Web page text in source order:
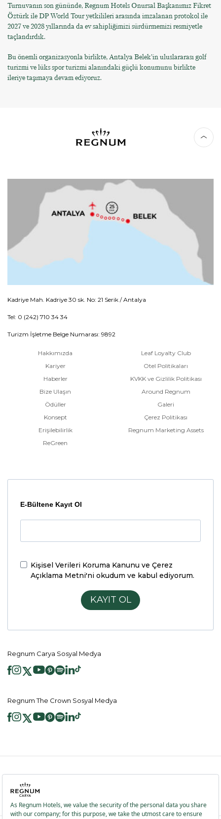
Turnuvanın son gününde, Regnum Hotels Onursal Başkanımız Fikret
Öztürk ile DP World Tour yetkilileri arasında imzalanan protokol ile
2027 ve 2028 yıllarında da ev sahipliğimizi sürdürmemizi resmiyetle
taçlandırdık.
Bu önemli organizasyonla birlikte, Antalya Belek’in uluslararası golf
turizmi ve lüks spor turizmi alanındaki güçlü konumunu birlikte
ileriye taşımaya devam ediyoruz.
Kadriye Mah. Kadriye 30 sk. No: 21 Serik / Antalya
Tel: 0 (242) 710 34 34
Turizm İşletme Belge Numarası: 9892
Hakkımızda
Kariyer
Haberler
Bize Ulaşın
Ödüller
Konsept
Erişilebilirlik
ReGreen
Leaf Loyalty Club
Otel Politikaları
KVKK ve Gizlilik Politikası
Around Regnum
Galeri
Çerez Politikası
Regnum Marketing Assets
E-Bültene Kayıt Ol
Kişisel Verileri Koruma Kanunu ve Çerez
Açıklama Metni'ni okudum ve kabul ediyorum.
KAYIT OL
Regnum Carya Sosyal Medya
Regnum The Crown Sosyal Medya